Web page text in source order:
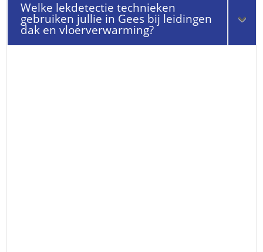
Welke lekdetectie technieken
gebruiken jullie in Gees bij leidingen
dak en vloerverwarming?